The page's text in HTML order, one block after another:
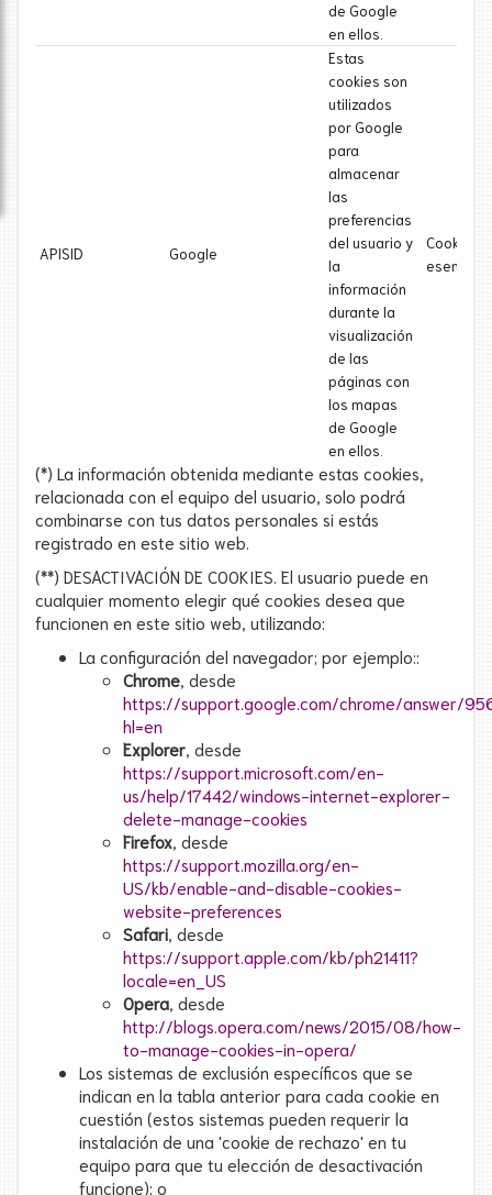
de Google
en ellos.
APISID Google
Estas
cookies son
utilizados
por Google
para
almacenar
las
preferencias
del usuario y
la
información
durante la
visualización
de las
páginas con
los mapas
de Google
en ellos.
Cookie
esencial
(*) La información obtenida mediante estas cookies,
relacionada con el equipo del usuario, solo podrá
combinarse con tus datos personales si estás
registrado en este sitio web.
(**) DESACTIVACIÓN DE COOKIES. El usuario puede en
cualquier momento elegir qué cookies desea que
funcionen en este sitio web, utilizando:
La configuración del navegador; por ejemplo::
Chrome, desde
https://support.google.com/chrome/answer/
hl=en
Explorer, desde
https://support.microsoft.com/en-
us/help/17442/windows-internet-explorer-
delete-manage-cookies
Firefox, desde
https://support.mozilla.org/en-
US/kb/enable-and-disable-cookies-
website-preferences
Safari, desde
https://support.apple.com/kb/ph21411?
locale=en_US
Opera, desde
http://blogs.opera.com/news/2015/08/how-
to-manage-cookies-in-opera/
Los sistemas de exclusión específicos que se
indican en la tabla anterior para cada cookie en
cuestión (estos sistemas pueden requerir la
instalación de una 'cookie de rechazo' en tu
equipo para que tu elección de desactivación
funcione); o